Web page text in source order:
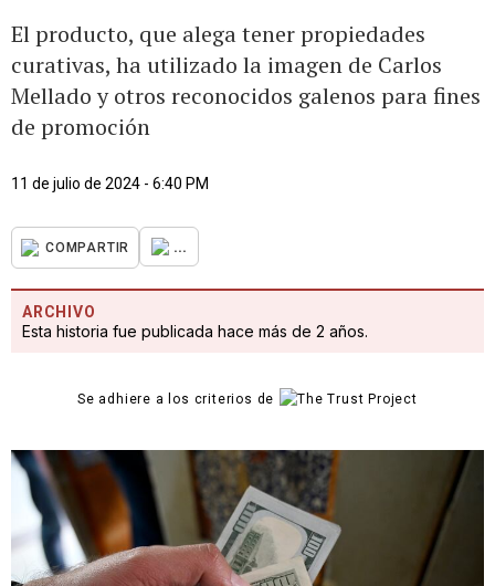
El producto, que alega tener propiedades
curativas, ha utilizado la imagen de Carlos
Mellado y otros reconocidos galenos para fines
de promoción
11 de julio de 2024 - 6:40 PM
COMPARTIR ...
ARCHIVO
Esta historia fue publicada hace más de 2 años.
Se adhiere a los criterios de